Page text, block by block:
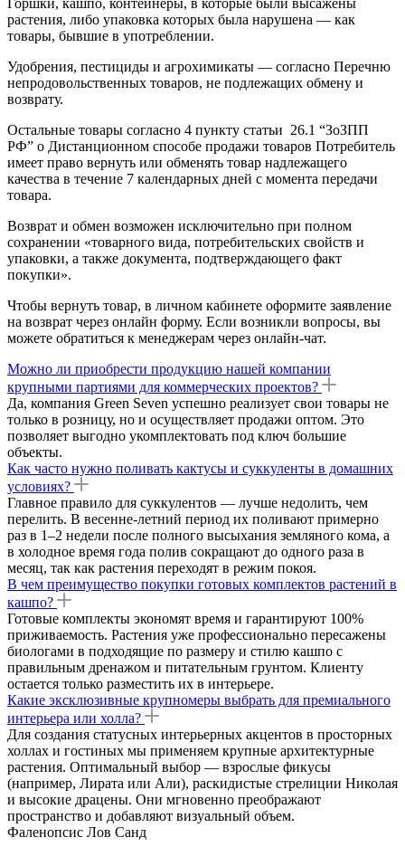
растения, либо упаковка которых была нарушена — как
товары, бывшие в употреблении.
Удобрения, пестициды и агрохимикаты — согласно Перечню
непродовольственных товаров, не подлежащих обмену и
возврату.
Остальные товары согласно 4 пункту статьи 26.1 “ЗоЗПП
РФ” о Дистанционном способе продажи товаров Потребитель
имеет право вернуть или обменять товар надлежащего
качества в течение 7 календарных дней с момента передачи
товара.
Возврат и обмен возможен исключительно при полном
сохранении «товарного вида, потребительских свойств и
упаковки, а также документа, подтверждающего факт
покупки».
Чтобы вернуть товар, в личном кабинете оформите заявление
на возврат через онлайн форму. Если возникли вопросы, вы
можете обратиться к менеджерам через онлайн-чат.
Можно ли приобрести продукцию нашей компании
крупными партиями для коммерческих проектов?
Да, компания Green Seven успешно реализует свои товары не
только в розницу, но и осуществляет продажи оптом. Это
позволяет выгодно укомплектовать под ключ большие
объекты.
Как часто нужно поливать кактусы и суккуленты в домашних
условиях?
Главное правило для суккулентов — лучше недолить, чем
перелить. В весенне-летний период их поливают примерно
раз в 1–2 недели после полного высыхания земляного кома, а
в холодное время года полив сокращают до одного раза в
месяц, так как растения переходят в режим покоя.
В чем преимущество покупки готовых комплектов растений в
кашпо?
Готовые комплекты экономят время и гарантируют 100%
приживаемость. Растения уже профессионально пересажены
биологами в подходящие по размеру и стилю кашпо с
правильным дренажом и питательным грунтом. Клиенту
остается только разместить их в интерьере.
Какие эксклюзивные крупномеры выбрать для премиального
интерьера или холла?
Для создания статусных интерьерных акцентов в просторных
холлах и гостиных мы применяем крупные архитектурные
растения. Оптимальный выбор — взрослые фикусы
(например, Лирата или Али), раскидистые стрелиции Николая
и высокие драцены. Они мгновенно преображают
пространство и добавляют визуальный объем.
Фаленопсис Лов Санд